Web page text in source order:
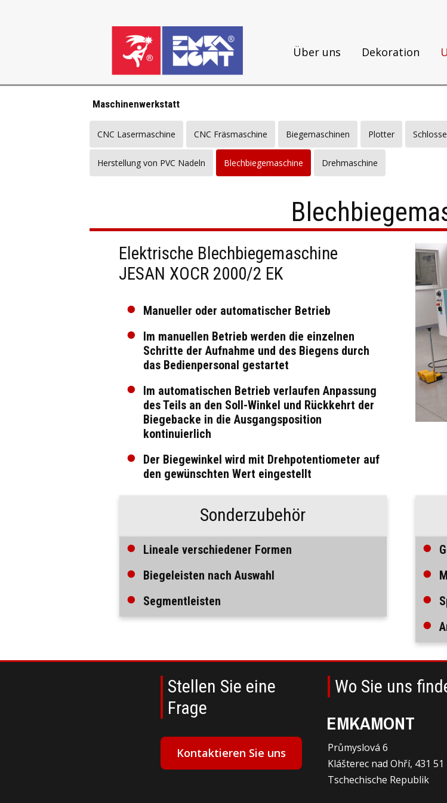
Über uns Dekoration
Maschinenwerkstatt
CNC Lasermaschine CNC Fräsmaschine Biegemaschinen Plotter
Herstellung von PVC Nadeln Blechbiegemaschine Drehmaschine
Elektrische Blechbiegemaschine
JESAN XOCR 2000/2 EK
Manueller oder automatischer Betrieb
Im manuellen Betrieb werden die einzelnen
Schritte der Aufnahme und des Biegens durch
das Bedienpersonal gestartet
Im automatischen Betrieb verlaufen Anpassung
des Teils an den Soll-Winkel und Rückkehrt der
Biegebacke in die Ausgangsposition
kontinuierlich
Der Biegewinkel wird mit Drehpotentiometer auf
den gewünschten Wert eingestellt
Sonderzubehör
Lineale verschiedener Formen
Biegeleisten nach Auswahl
Segmentleisten
Stellen Sie eine
Frage
Kontaktieren Sie uns
Wo Sie uns
EMKAMONT
Průmyslová 6
Klášterec nad Ohří, 431 51
Tschechische Republik